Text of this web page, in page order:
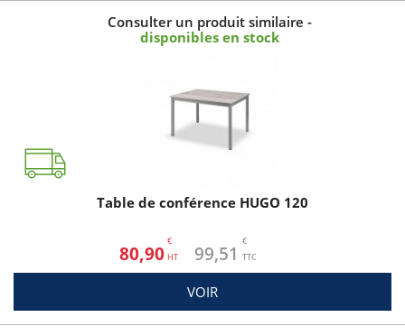
Consulter un produit similaire -
disponibles en stock
Table de conférence HUGO 120
80,90
€
HT
99,51
€
VOIR